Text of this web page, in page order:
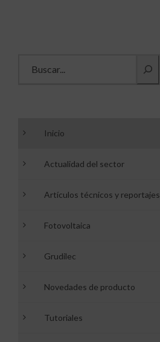
Inicio
Actualidad del sector
Artículos técnicos y reportajes
Fotovoltaica
Grudilec
Novedades de producto
Tutoriales